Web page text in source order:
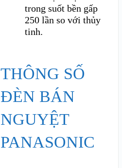
trong suốt bền gấp
250 lần so với thủy
tinh.
THÔNG SỐ
ĐÈN BÁN
NGUYỆT
PANASONIC